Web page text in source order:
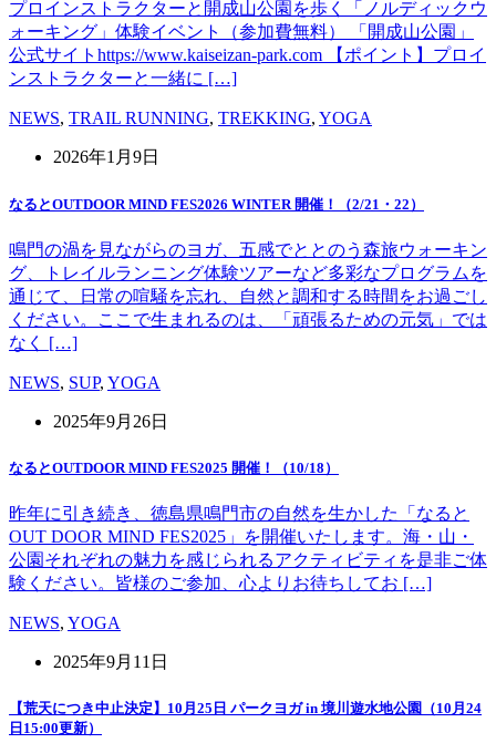
プロインストラクターと開成山公園を歩く「ノルディックウ
ォーキング」体験イベント（参加費無料） 「開成山公園」
公式サイトhttps://www.kaiseizan-park.com 【ポイント】プロイ
ンストラクターと一緒に […]
NEWS, TRAIL RUNNING, TREKKING, YOGA
2026年1月9日
なるとOUTDOOR MIND FES2026 WINTER 開催！（2/21・22）
鳴門の渦を見ながらのヨガ、五感でととのう森旅ウォーキン
グ、トレイルランニング体験ツアーなど多彩なプログラムを
通じて、日常の喧騒を忘れ、自然と調和する時間をお過ごし
ください。ここで生まれるのは、「頑張るための元気」では
なく […]
NEWS, SUP, YOGA
2025年9月26日
なるとOUTDOOR MIND FES2025 開催！（10/18）
昨年に引き続き、徳島県鳴門市の自然を生かした「なると
OUT DOOR MIND FES2025」を開催いたします。海・山・
公園それぞれの魅力を感じられるアクティビティを是非ご体
験ください。皆様のご参加、心よりお待ちしてお […]
NEWS, YOGA
2025年9月11日
【荒天につき中止決定】10月25日 パークヨガ in 境川遊水地公園（10月24
日15:00更新）